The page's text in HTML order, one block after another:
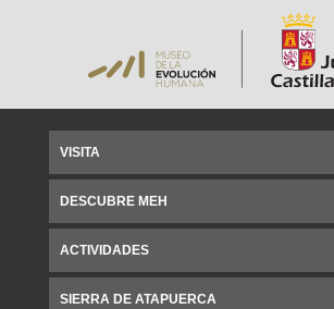
VISITA
DESCUBRE MEH
ACTIVIDADES
SIERRA DE ATAPUERCA